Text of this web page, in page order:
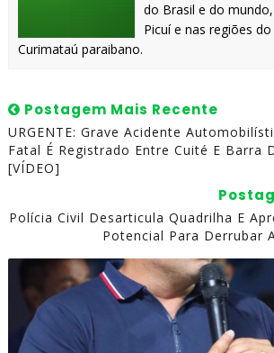
do Brasil e do
Picuí e nas regiões
Curimataú paraibano.
Postagem Mais Recente
URGENTE: Grave Acidente
Fatal É Registrado Entre Cuité E Barra
[VÍDEO]
Polícia Civil Desarticula Quadrilha E
Potencial Para Derrubar